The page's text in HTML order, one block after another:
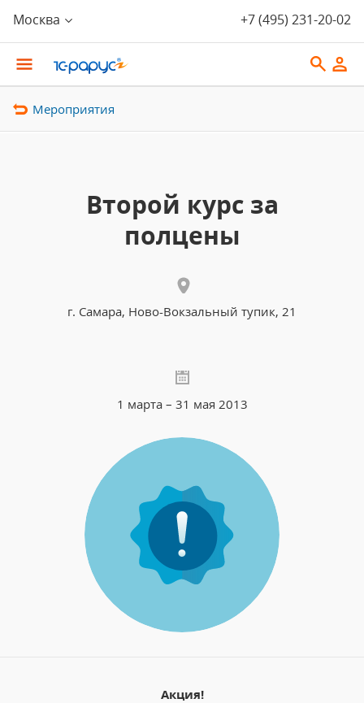
Москва +7 (495) 231-20-02
Мероприятия
Второй курс за
полцены
г. Самара, Ново-Вокзальный тупик, 21
1 марта – 31 мая 2013
Акция!